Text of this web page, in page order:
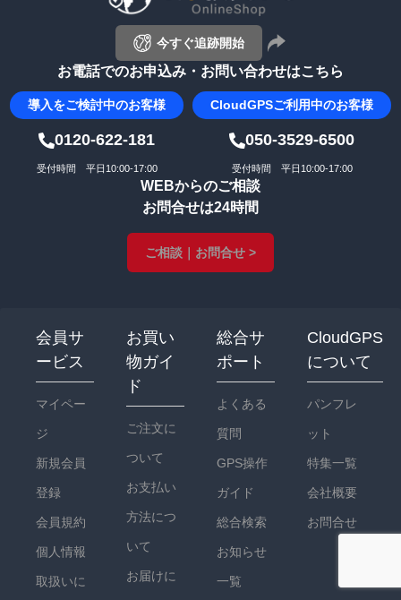
今すぐ追跡開始
お電話でのお申込み・お問い合わせはこちら
導入をご検討中のお客様 CloudGPSご利用中のお客様
0120-622-181 050-3529-6500
受付時間 平日10:00-17:00 受付時間 平日10:00-17:00
WEBからのご相談
お問合せは24時間
ご相談｜お問合せ >
会員サ
ービス
マイペー
ジ
新規会員
登録
会員規約
個人情報
取扱いに
お買い
物ガイ
ド
ご注文に
ついて
お支払い
方法につ
いて
お届けに
総合サ
ポート
よくある
質問
GPS操作
ガイド
総合検索
お知らせ
一覧
CloudGPS
について
パンフレ
ット
特集一覧
会社概要
お問合せ